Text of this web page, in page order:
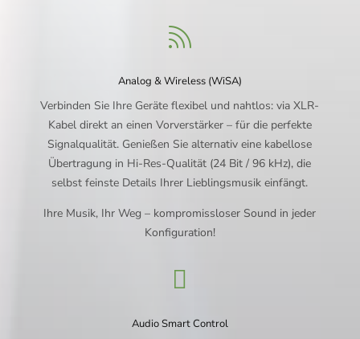

Analog & Wireless (WiSA)
Verbinden Sie Ihre Geräte flexibel und nahtlos: via XLR-
Kabel direkt an einen Vorverstärker – für die perfekte
Signalqualität. Genießen Sie alternativ eine kabellose
Übertragung in Hi-Res-Qualität (24 Bit / 96 kHz), die
selbst feinste Details Ihrer Lieblingsmusik einfängt.
Ihre Musik, Ihr Weg – kompromissloser Sound in jeder
Konfiguration!

Audio Smart Control